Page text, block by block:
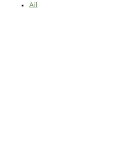
Ail